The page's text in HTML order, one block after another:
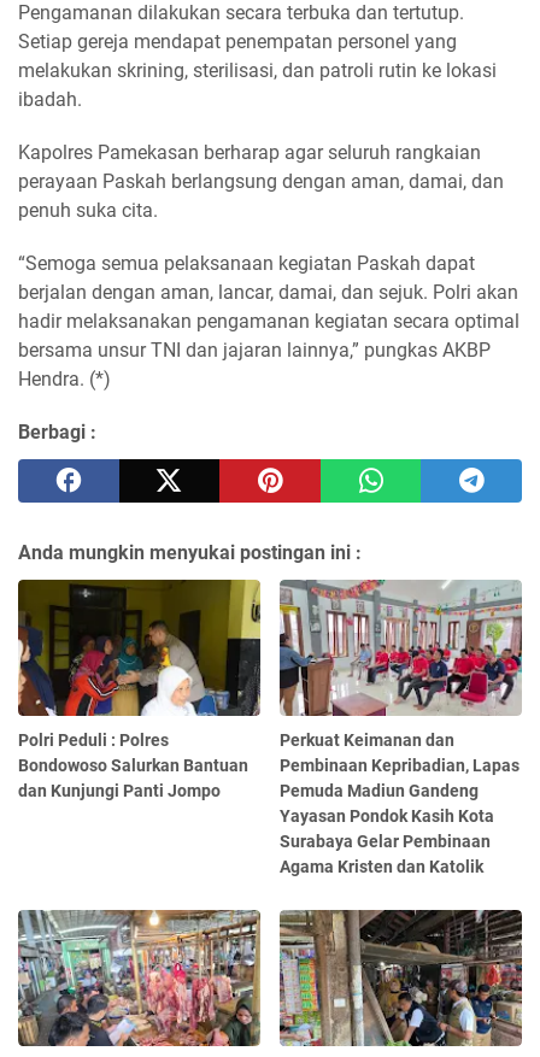
Pengamanan dilakukan secara terbuka dan tertutup.
Setiap gereja mendapat penempatan personel yang
melakukan skrining, sterilisasi, dan patroli rutin ke lokasi
ibadah.
Kapolres Pamekasan berharap agar seluruh rangkaian
perayaan Paskah berlangsung dengan aman, damai, dan
penuh suka cita.
“Semoga semua pelaksanaan kegiatan Paskah dapat
berjalan dengan aman, lancar, damai, dan sejuk. Polri akan
hadir melaksanakan pengamanan kegiatan secara optimal
bersama unsur TNI dan jajaran lainnya,” pungkas AKBP
Hendra. (*)
Berbagi :
Anda mungkin menyukai postingan ini :
Polri Peduli : Polres
Bondowoso Salurkan Bantuan
dan Kunjungi Panti Jompo
Perkuat Keimanan dan
Pembinaan Kepribadian, Lapas
Pemuda Madiun Gandeng
Yayasan Pondok Kasih Kota
Surabaya Gelar Pembinaan
Agama Kristen dan Katolik